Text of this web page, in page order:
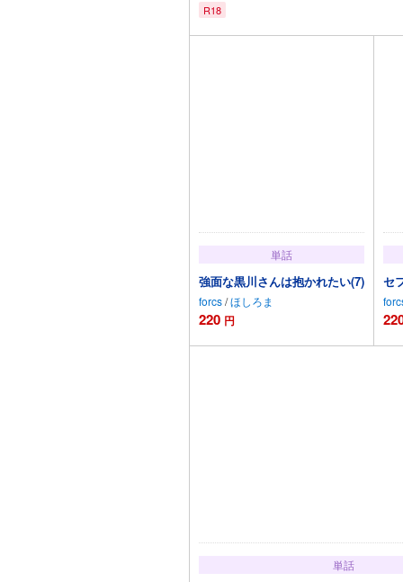
R18
単話
強面な黒川さんは抱かれたい(7)
forcs/ほしろま
220 円
セ
単話